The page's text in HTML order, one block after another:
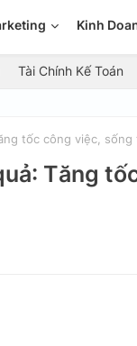
Kinh
Tài Chính Kế Toán
tốc công việc, sống
Tăng